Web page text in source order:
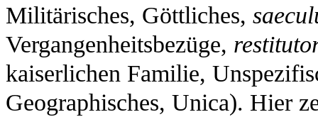
Militärisches, Göttliches,
Vergangenheitsbezüge,
kaiserlichen Familie,
Geographisches, Unica). Hier